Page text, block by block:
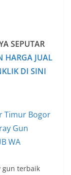
SEPUTAR
HARGA JUAL
DI SINI
Timur Bogor
Gun
WA
gun terbaik